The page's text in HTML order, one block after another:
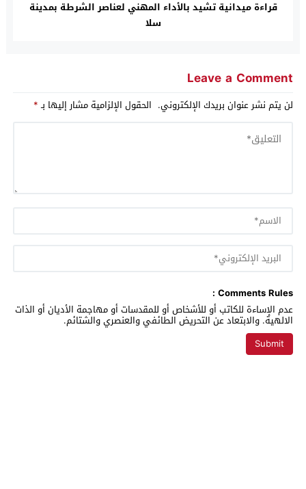
قراءة ميدانية تشيد بالأداء المهني لعناصر الشرطة بمدينة
سلا
Leave a Comment
لن يتم نشر عنوان بريدك الإلكتروني. الحقول الإلزامية مشار إليها بـ*
Comments Rules :
عدم الإساءة للكاتب أو للأشخاص أو للمقدسات أو مهاجمة الأديان أو الذات
الالهية. والابتعاد عن التحريض الطائفي والعنصري والشتائم.